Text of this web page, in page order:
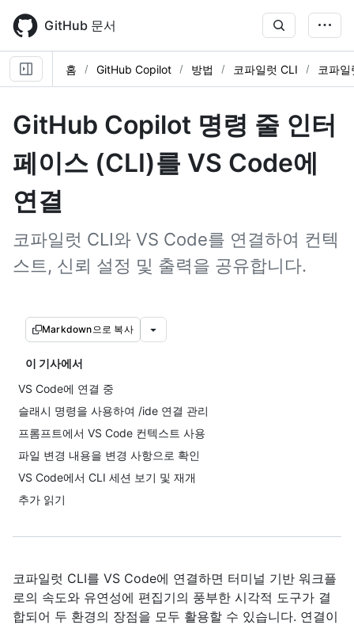
main
content
GitHub 문서
홈 GitHub Copilot 방법 코파일럿 CLI 코파
GitHub Copilot 명령 줄 인터
페이스 (CLI)를 VS Code에
연결
코파일럿 CLI와 VS Code를 연결하여 컨텍
스트, 신뢰 설정 및 출력을 공유합니다.
Markdown으로 복사
이 기사에서
VS Code에 연결 중
슬래시 명령을 사용하여 /ide 연결 관리
프롬프트에서 VS Code 컨텍스트 사용
파일 변경 내용을 변경 사항으로 확인
VS Code에서 CLI 세션 보기 및 재개
추가 읽기
코파일럿 CLI를 VS Code에 연결하면 터미널 기반 워크플
로의 속도와 유연성에 편집기의 풍부한 시각적 도구가 결
합되어 두 환경의 장점을 모두 활용할 수 있습니다. 연결이